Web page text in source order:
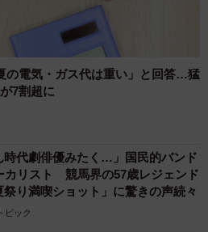
もちゃん。これは完全に「漢字」が読
もも さん）
時のももちゃんはどんな様子で
の電気・ガス代は重い」と回答…猛
7割超に
時代劇俳優みたく…」国民的バンド
カリスト 競馬界の57歳レジェンド
祭り満喫ショット」に驚きの声続々
ピック